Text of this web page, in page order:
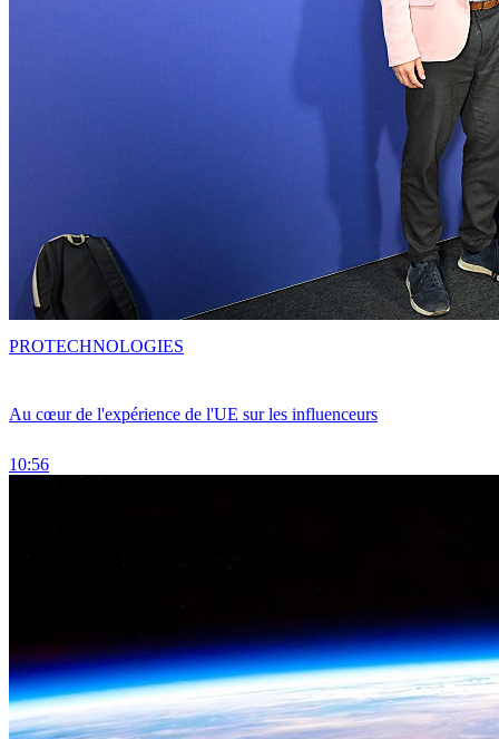
Au cœur de l'expérience de l'UE sur les influenceurs
10:56
PROTECHNOLOGIES